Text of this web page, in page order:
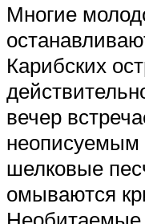
Многие
Карибских
вечер
неописуемым
шелковые
омываются